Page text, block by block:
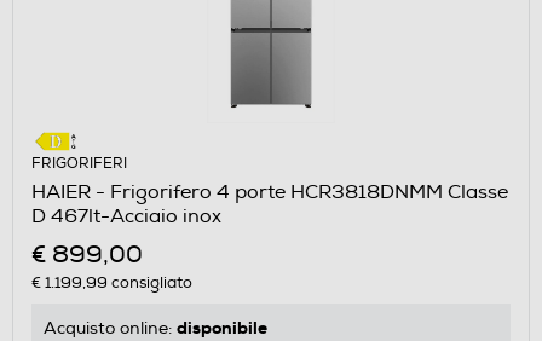
FRIGORIFERI
HAIER - Frigorifero 4 porte HCR3818DNMM Classe
D 467lt-Acciaio inox
€ 899,00
€ 1.199,99 consigliato
Acquisto online: disponibile